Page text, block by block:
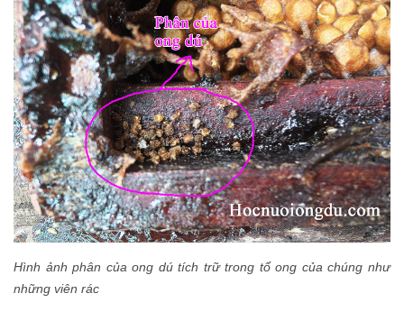
Hình ảnh phân của ong dú tích trữ trong tổ ong của chúng như
những viên rác